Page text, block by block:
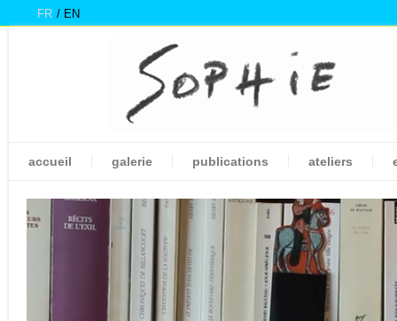
FR EN
accueil galerie publications ateliers